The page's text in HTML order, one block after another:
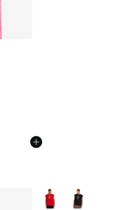
Plus de couleurs